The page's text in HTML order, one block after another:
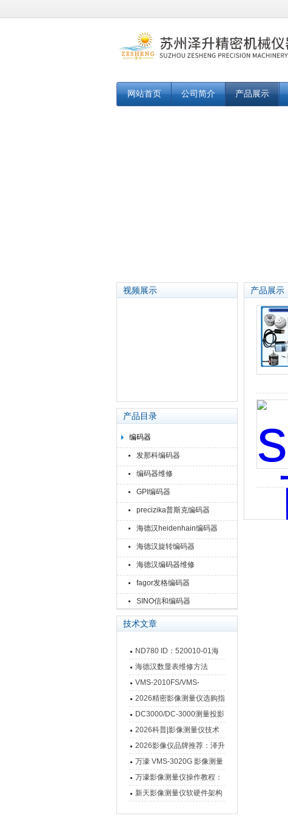
网站首页 公司简介 产品展示
视频展示
产品目录
编码器
发那科编码器
编码器维修
GPI编码器
precizika普斯克编码器
海德汉heidenhain编码器
海德汉旋转编码器
海德汉编码器维修
fagor发格编码器
SINO信和编码器
技术文章
ND780 ID：520010-01海
德汉数显表故障维修内容
海德汉数显表维修方法
VMS-2010FS/VMS-
3020FS/VMS-4030FS手动
影像测量仪技术参数
2026精密影像测量仪选购指
南 靠谱品牌一站式选型推荐
DC3000/DC-3000测量投影
仪万濠数据处理器数显表故
障维修方法
2026科普|影像测量仪技术
原理、分类及选型应用
2026影像仪品牌推荐：泽升
影像测量仪选型指南
万濠 VMS-3020G 影像测量
仪技术规格与应用解析
万濠影像测量仪操作教程：
从开机到出报告，新手也能
新天影像测量仪软硬件架构
产品展示